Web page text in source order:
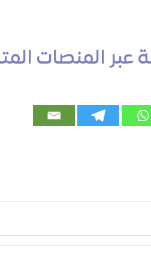
المنصات